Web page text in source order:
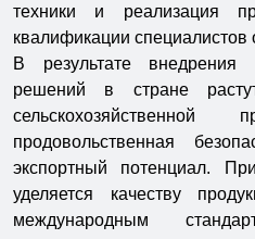
техники и реализация
квалификации специалистов
В результате
решений в стране
сельскохозяйственной
продовольственная
экспортный потенциал.
уделяется качеству
международным